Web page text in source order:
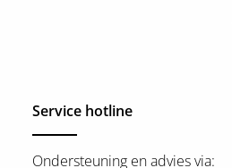
Service hotline
Ondersteuning en advies via: